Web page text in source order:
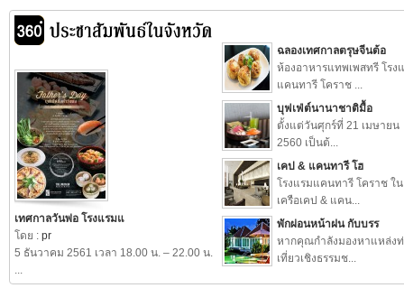
เทศกาลวันพ่อ โรงแรมแ
โดย : pr
5 ธันวาคม 2561 เวลา 18.00 น. – 22.00 น.
...
ฉลองเทศกาลตรุษจีนต้อ
ห้องอาหารแทพเพสทรี โรง
แคนทารี โคราช ...
บุฟเฟ่ต์นานาชาติมื้อ
ตั้งแต่วันศุกร์ที่ 21 เมษายน
2560 เป็นต้...
เคป & แคนทารี โฮ
โรงแรมแคนทารี โคราช ใน
เครือเคป & แคน...
พักผ่อนหน้าฝน กับบรร
หากคุณกำลังมองหาแหล่ง
เที่ยวเชิงธรรมช...